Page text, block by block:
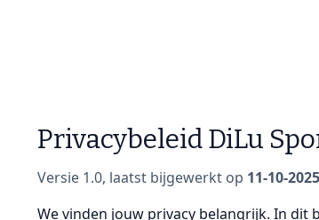
Privacybeleid DiLu
Versie 1.0, laatst bijgewerkt op 11-10-2025
We vinden jouw privacy belangrijk. In dit